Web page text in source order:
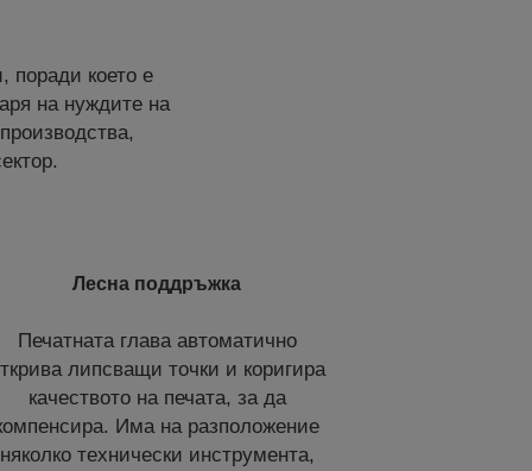
поради което е
на нуждите на
Лесна поддръжка
Печатната глава автоматично
липсващи точки и коригира
качеството на печата, за да
Има на разположение
няколко технически инструмента,